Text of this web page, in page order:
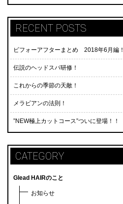
RECENT POSTS
ビフォーアフターまとめ 2018年6月編！
伝説のヘッドスパ研修！
これからの季節の天敵！
メラビアンの法則！
”NEW極上カットコース”ついに登場！！
CATEGORY
Glead HAIRのこと
お知らせ